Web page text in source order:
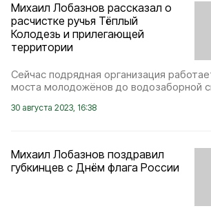
Михаил Лобазнов рассказал о
расчистке ручья Тёплый
Колодезь и прилегающей
территории
Сейчас подрядная организация
моста молодожёнов до водозаборной
30 августа 2023, 16:38
Михаил Лобазнов поздравил
губкинцев с Днём флага России